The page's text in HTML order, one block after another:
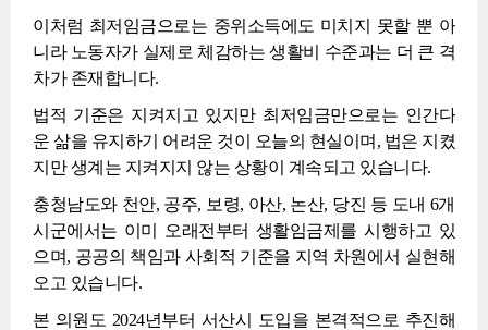
이처럼 최저임금으로는 중위소득에도 미치지 못할 뿐 아
니라 노동자가 실제로 체감하는 생활비 수준과는 더 큰 격
차가 존재합니다.
법적 기준은 지켜지고 있지만 최저임금만으로는 인간다
운 삶을 유지하기 어려운 것이 오늘의 현실이며, 법은 지켰
지만 생계는 지켜지지 않는 상황이 계속되고 있습니다.
충청남도와 천안, 공주, 보령, 아산, 논산, 당진 등 도내 6개
시군에서는 이미 오래전부터 생활임금제를 시행하고 있
으며, 공공의 책임과 사회적 기준을 지역 차원에서 실현해
오고 있습니다.
본 의원도 2024년부터 서산시 도입을 본격적으로 추진해